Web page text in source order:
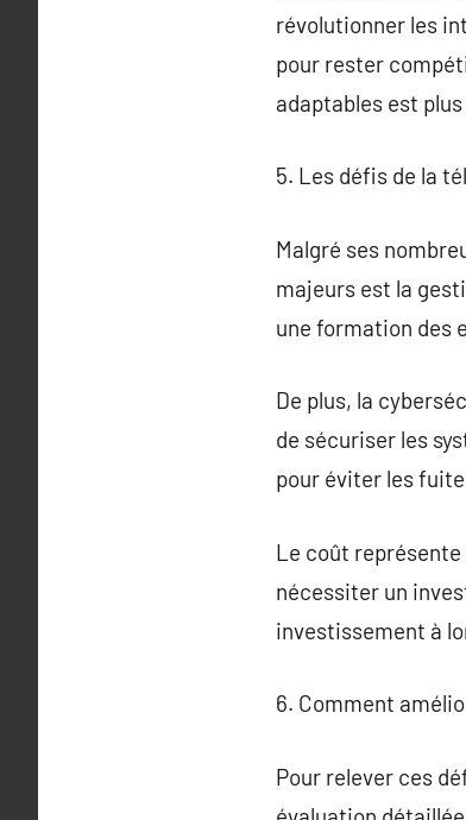
révolutionner les
pour rester
adaptables est
5. Les défis de la
Malgré ses
majeurs est la
une formation des
De plus, la
de sécuriser les
pour éviter les
Le coût
nécessiter un
investissement à
6. Comment
Pour relever ces